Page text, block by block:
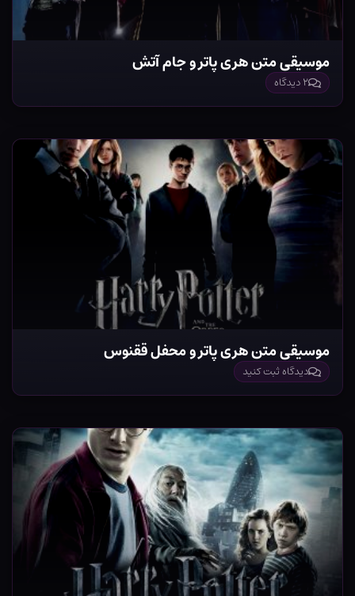
موسیقی متن هری پاتر و جام آتش
۲ دیدگاه
موسیقی متن هری پاتر و محفل ققنوس
دیدگاه ثبت کنید